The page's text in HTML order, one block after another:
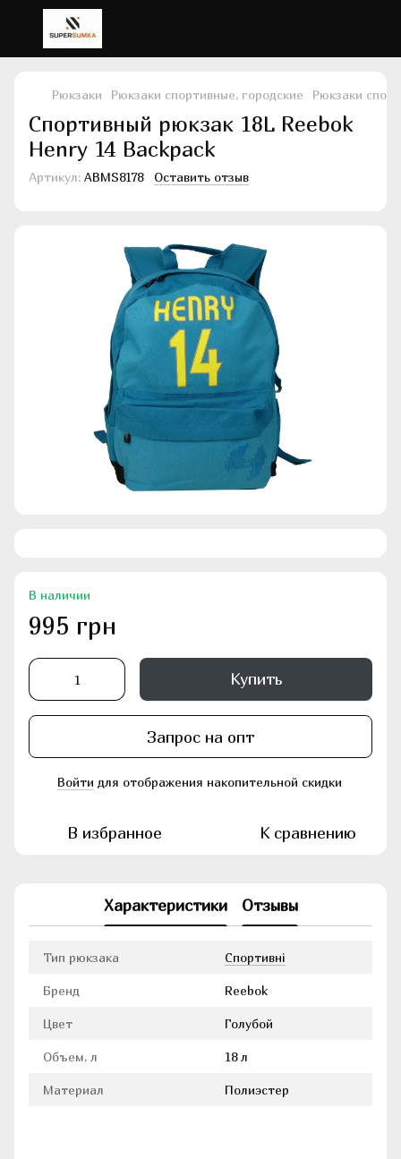
Рюкзаки Рюкзаки спортивные, городские Рюкзаки
Спортивный рюкзак 18L Reebok
Henry 14 Backpack
Артикул: ABMS8178 Оставить отзыв
В наличии
995 грн
Купить
Запрос на опт
Войти для отображения накопительной скидки
В избранное К сравнению
Характеристики Отзывы
Тип рюкзака Cпортивні
Бренд Reebok
Цвет Голубой
Объем, л 18 л
Материал Полиэстер